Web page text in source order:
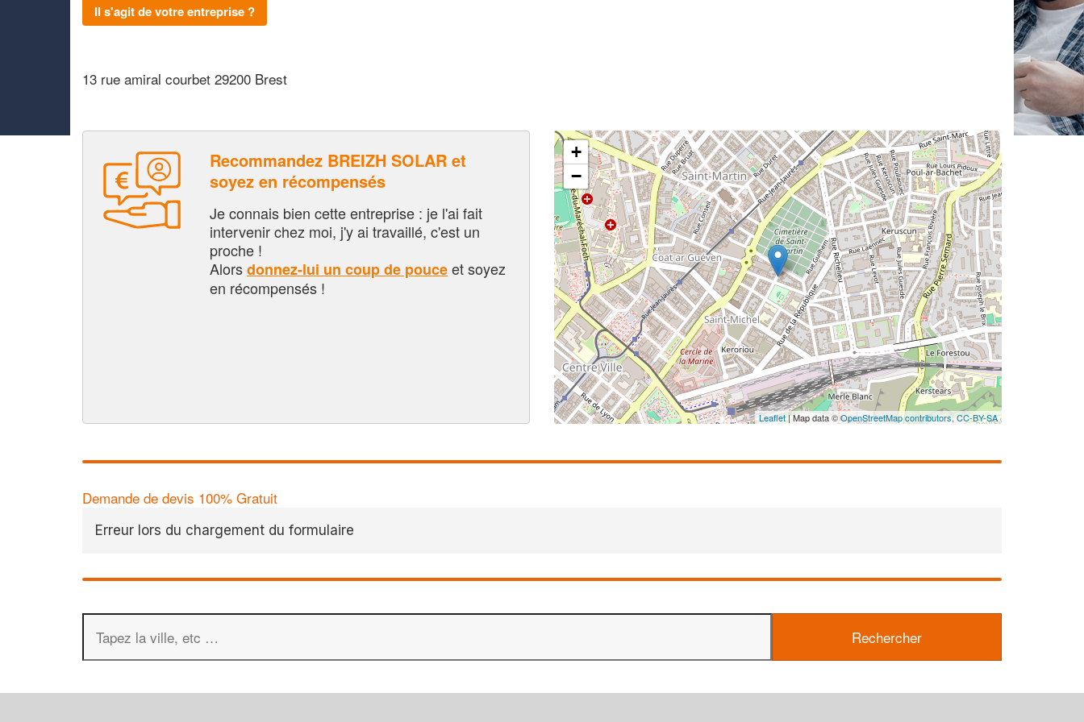
Il s'agit de votre entreprise ?
13 rue amiral courbet 29200 Brest
Recommandez BREIZH SOLAR et
soyez en récompensés
Je connais bien cette entreprise : je l'ai fait
intervenir chez moi, j'y ai travaillé, c'est un
proche !
Alorsdonnez-lui un coup de pouceet soyez
en récompensés !
+
−
Leaflet| Map data ©OpenStreetMap contributors,CC-BY-SA
Demande de devis 100% Gratuit
Erreur lors du chargement du formulaire
✕
Vous êtes un
professionnel ?
Augmentez votrechiffre d'affaires
vosmargestout en gagnant de
nouveaux clients!
En savoir plus